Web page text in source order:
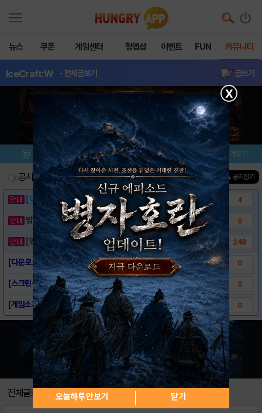
뉴스 쿠폰 게임센터 헝앱샵 이벤트 FUN 커뮤니티
IceCraft:W - 전체글보기 글쓰기
메뉴 이벤트/미션 설치/평가 즐겨찾기
공지사항 진행중인 이벤트0건 ▲ 공지접기
[이벤트] 웃음으로 매일매일 해피! 유머 게시.. 4
밥알이의 헝앱통신 ⑲ “밥알이, 드디어 멀티를.. 0
[안내] 헝그리앱 필수 상식! 밥알 획득 안내.. 248
[다운로드 링크] Ice Craft : Win.. 0
[스크린샷] Ice Craft : Winter.. 0
[게임소개] Ice Craft : Winter.. 0
전체글보기
X
오늘하루 안보기 닫기